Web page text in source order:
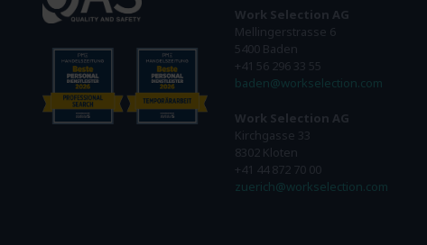
Work Selection AG
Mellingerstrasse 6
5400 Baden
+41 56 296 33 55
baden@workselection.com
Work Selection AG
Kirchgasse 33
8302 Kloten
+41 44 872 70 00
zuerich@workselection.com